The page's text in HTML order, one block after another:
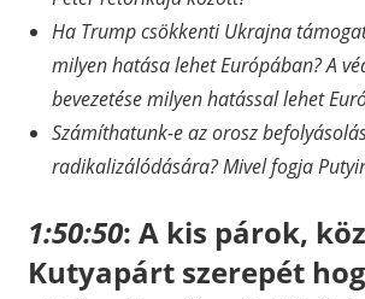
Ha Trump csökkenti Ukrajna
milyen hatása lehet Európában? A
bevezetése milyen hatással lehet
Számíthatunk-e az orosz
radikalizálódására? Mivel fogja
1:50:50: A kis párok,
Kutyapárt szerepét